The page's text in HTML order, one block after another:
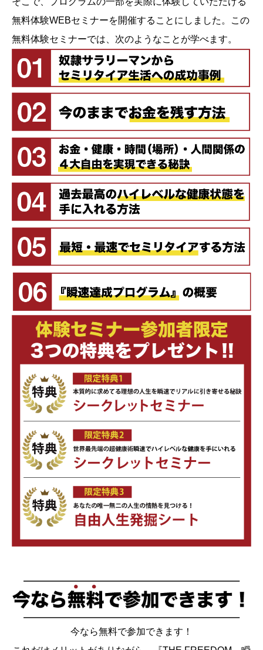
無料体験WEBセミナーを開催することにしました。この
無料体験セミナーでは、次のようなことが学べます。
今なら無料で参加できます！